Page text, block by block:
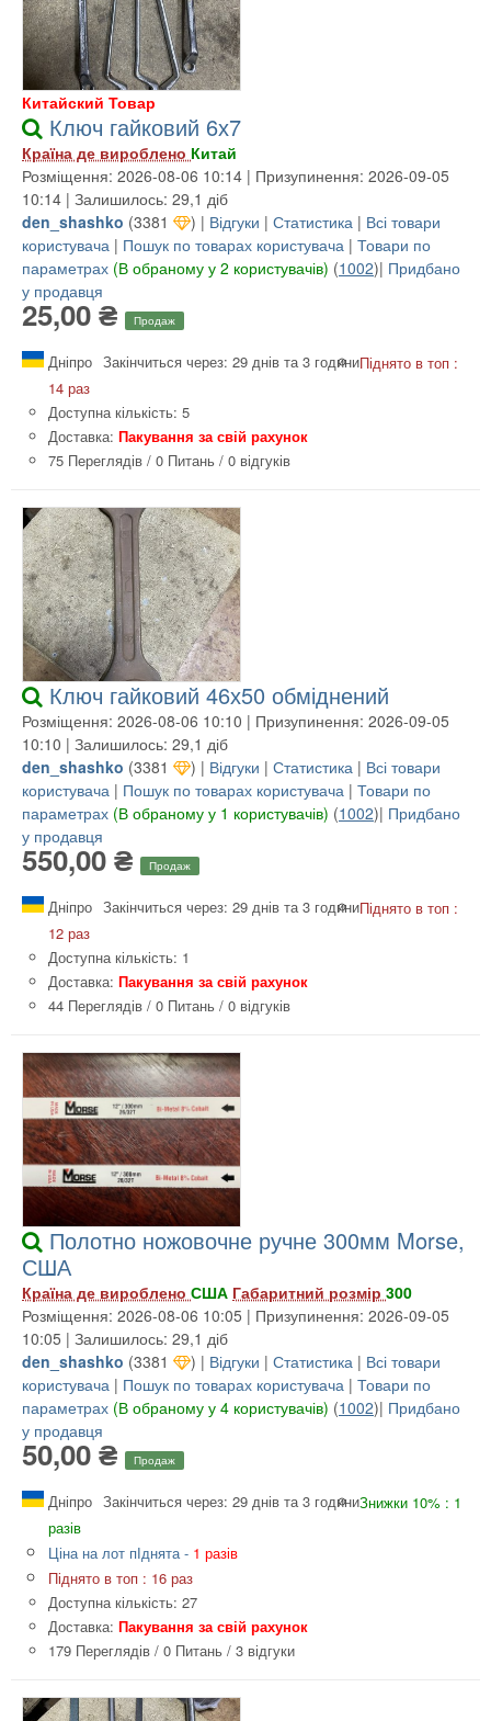
Китайский Товар
Ключ гайковий 6х7
Країна де вироблено Китай
Розміщення: 2026-08-06 10:14 | Призупинення: 2026-09-05
10:14 | Залишилось: 29,1 діб
den_shashko (3381 ) | Відгуки | Статистика | Всі товари
користувача | Пошук по товарах користувача | Товари по
параметрах (В обраному у 2 користувачів) (1002)| Придбано
у продавця
25,00 ₴ Продаж
Дніпро Закінчиться через: 29 днів та 3 годиниПіднято в топ :
14 раз
Доступна кількість: 5
Доставка: Пакування за свій рахунок
75 Переглядів / 0 Питань / 0 відгуків
Ключ гайковий 46х50 обміднений
Розміщення: 2026-08-06 10:10 | Призупинення: 2026-09-05
10:10 | Залишилось: 29,1 діб
den_shashko (3381 ) | Відгуки | Статистика | Всі товари
користувача | Пошук по товарах користувача | Товари по
параметрах (В обраному у 1 користувачів) (1002)| Придбано
у продавця
550,00 ₴ Продаж
Дніпро Закінчиться через: 29 днів та 3 годиниПіднято в топ :
12 раз
Доступна кількість: 1
Доставка: Пакування за свій рахунок
44 Переглядів / 0 Питань / 0 відгуків
Полотно ножовочне ручне 300мм Morse,
США
Країна де вироблено США Габаритний розмір 300
Розміщення: 2026-08-06 10:05 | Призупинення: 2026-09-05
10:05 | Залишилось: 29,1 діб
den_shashko (3381 ) | Відгуки | Статистика | Всі товари
користувача | Пошук по товарах користувача | Товари по
параметрах (В обраному у 4 користувачів) (1002)| Придбано
у продавця
50,00 ₴ Продаж
Дніпро Закінчиться через: 29 днів та 3 годиниЗнижки 10% : 1
разів
Ціна на лот пІднята - 1 разів
Піднято в топ : 16 раз
Доступна кількість: 27
Доставка: Пакування за свій рахунок
179 Переглядів / 0 Питань / 3 відгуки